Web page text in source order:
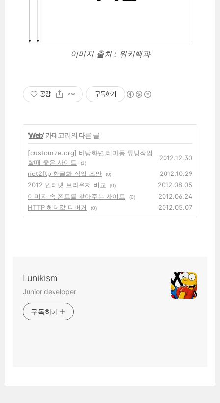
이미지 출처 : 위키백과
공감 구독하기
'Web' 카테고리의 다른 글
[customize.org] 바탕화면,테마등 튜닝작업
할때 좋은 사이트
(1)
2012.12.30
net2ftp 한글화 작업 초안
(0)
2012.10.29
2012 인터넷 브라우저 비교
(0)
2012.08.05
이미지 속 폰트를 찾아주는 사이트
(0)
2012.06.24
HTTP 헤더값 디버거
(0) 2012.05.07
Lunikism
Junior developer
구독하기